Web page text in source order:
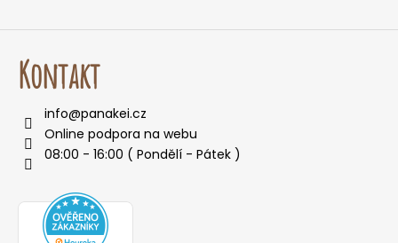
y
Kontakt
info@panakei.cz
Online podpora na webu
08:00 - 16:00 ( Pondělí - Pátek )